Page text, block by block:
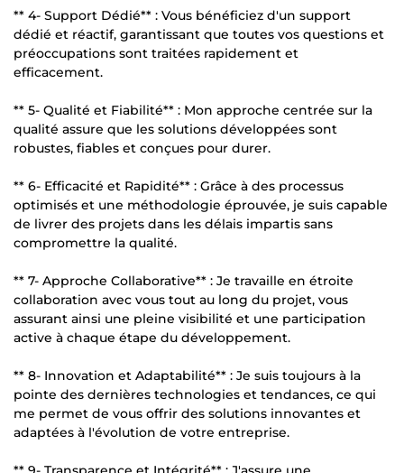
** 4- Support Dédié** : Vous bénéficiez d'un support
dédié et réactif, garantissant que toutes vos questions et
préoccupations sont traitées rapidement et
efficacement.
** 5- Qualité et Fiabilité** : Mon approche centrée sur la
qualité assure que les solutions développées sont
robustes, fiables et conçues pour durer.
** 6- Efficacité et Rapidité** : Grâce à des processus
optimisés et une méthodologie éprouvée, je suis capable
de livrer des projets dans les délais impartis sans
compromettre la qualité.
** 7- Approche Collaborative** : Je travaille en étroite
collaboration avec vous tout au long du projet, vous
assurant ainsi une pleine visibilité et une participation
active à chaque étape du développement.
** 8- Innovation et Adaptabilité** : Je suis toujours à la
pointe des dernières technologies et tendances, ce qui
me permet de vous offrir des solutions innovantes et
adaptées à l'évolution de votre entreprise.